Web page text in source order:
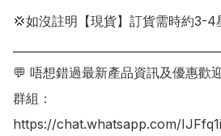
💢如沒註明【現貨】訂貨需時約3-4
💬 唔想錯過最新產品資訊及優惠歡
群組：
https://chat.whatsapp.com/